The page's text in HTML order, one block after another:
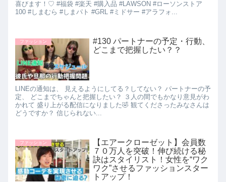
喜びます！♡ #福袋 #楽天 #購入品 #LAWSON #ローソンストア
100 #しまむら #しまパト #GRL #ミドサー #アラフォ...
ファッション
#130 パートナーの予定・行動、
どこまで把握したい？？
LINEの通知は、 見えるようにしてる？してない？ パートナーの予
定、 どこまでちゃんと把握したい？ ３人の間でもかなり意見がわ
かれて 盛り上がる配信になりました🤣 観てくださったみなさんは
どうですか？ 信じられない...
ファッション
【エアークローゼット】会員数
７０万人を突破！伸び続ける秘
訣はスタイリスト！女性を“ワク
ワク”させるファッションスター
トアップ！